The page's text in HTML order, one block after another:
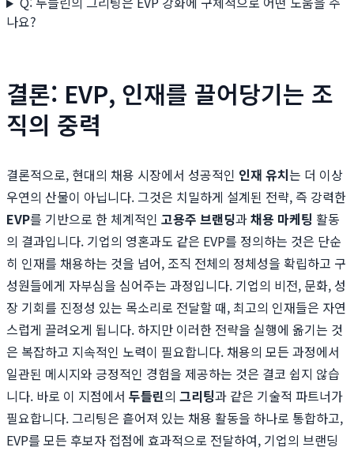
나요?
결론: EVP, 인재를 끌어당기는 조
직의 중력
결론적으로, 현대의 채용 시장에서 성공적인 인재 유치는 더 이상
우연의 산물이 아닙니다. 그것은 치밀하게 설계된 전략, 즉 강력한
EVP를 기반으로 한 체계적인 고용주 브랜딩과채용 마케팅 활동
의 결과입니다. 기업의 영혼과도 같은 EVP를 정의하는 것은 단순
히 인재를 채용하는 것을 넘어, 조직 전체의 정체성을 확립하고 구
성원들에게 자부심을 심어주는 과정입니다. 기업의 비전, 문화, 성
장 기회를 진정성 있는 목소리로 전달할 때, 최고의 인재들은 자연
스럽게 끌려오게 됩니다. 하지만 이러한 전략을 실행에 옮기는 것
은 복잡하고 지속적인 노력이 필요합니다. 채용의 모든 과정에서
일관된 메시지와 긍정적인 경험을 제공하는 것은 결코 쉽지 않습
니다. 바로 이 지점에서 두들린의 그리팅과 같은 기술적 파트너가
필요합니다. 그리팅은 흩어져 있는 채용 활동을 하나로 통합하고,
EVP를 모든 후보자 접점에 효과적으로 전달하여, 기업의 브랜딩